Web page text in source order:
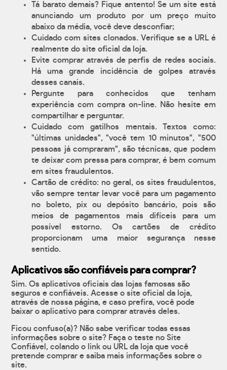
Tá barato demais? Fique antento! Se um site está
anunciando um produto por um preço muito
abaixo da média, você deve desconfiar;
Cuidado com sites clonados. Verifique se a URL é
realmente do site oficial da loja.
Evite comprar através de perfis de redes sociais.
Há uma grande incidência de golpes através
desses canais.
Pergunte para conhecidos que tenham
experiência com compra on-line. Não hesite em
compartilhar e perguntar.
Cuidado com gatilhos mentais. Textos como:
"últimas unidades", "você tem 10 minutos", "500
pessoas já compraram", são técnicas, que podem
te deixar com pressa para comprar, é bem comum
em sites fraudulentos.
Cartão de crédito: no geral, os sites fraudulentos,
vão sempre tentar levar você para um pagamento
no boleto, pix ou depósito bancário, pois são
meios de pagamentos mais difíceis para um
possível estorno. Os cartões de crédito
proporcionam uma maior segurança nesse
sentido.
Aplicativos são confiáveis para comprar?
Sim. Os aplicativos oficiais das lojas famosas são
seguros e confiáveis. Acesse o site oficial da loja,
através de nossa página, e caso prefira, você pode
baixar o aplicativo para comprar através deles.
Ficou confuso(a)? Não sabe verificar todas essas
informações sobre o site? Faça o teste no Site
Confiável, colando o link ou URL da loja que você
pretende comprar e saiba mais informações sobre o
site.